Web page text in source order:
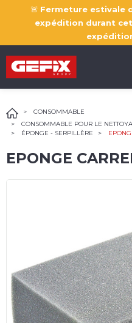
🚨 Fermeture estivale
expédition durant
CONSOMMABLE
CONSOMMABLE POUR LE
ÉPONGE - SERPILLÈRE
EPONGE